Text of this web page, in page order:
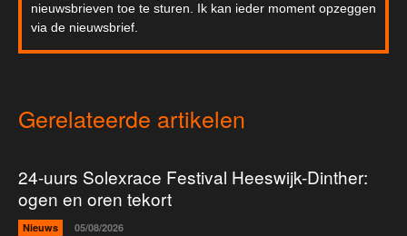
nieuwsbrieven toe te sturen. Ik kan ieder moment opzeggen
via de nieuwsbrief.
Gerelateerde artikelen
24-uurs Solexrace Festival Heeswijk-Dinther:
ogen en oren tekort
Nieuws 05/08/2026